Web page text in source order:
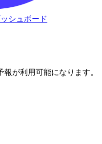
シュボード
が利用可能になります。